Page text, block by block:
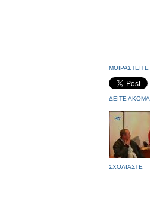
ΜΟΙΡΑΣΤΕΙΤΕ
ΔΕΙΤΕ ΑΚΟΜΑ
ΣΧΟΛΙΑΣΤΕ